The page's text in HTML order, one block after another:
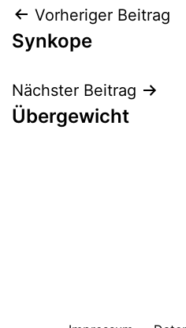
Vorheriger Beitrag
Synkope
Nächster Beitrag
Übergewicht